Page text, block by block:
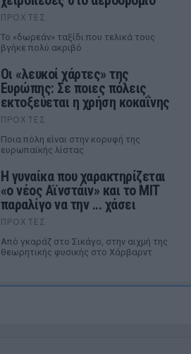
ΠΡΟΧΤΈΣ
Το «δωρεάν» ταξίδι που τελικά τους
βγήκε πολύ ακριβό
Οι «λευκοί χάρτες» της
Ευρώπης: Σε ποιες πόλεις
εκτοξεύεται η χρήση κοκαΐνης
ΠΡΟΧΤΈΣ
Ποια πόλη είναι στην κορυφή της
ευρωπαϊκής λίστας
Η γυναίκα που χαρακτηρίζεται
«ο νέος Αϊνστάιν» και το MIT
παραλίγο να την ... χάσει
ΠΡΟΧΤΈΣ
Από γκαράζ στο Σικάγο, στην αιχμή της
θεωρητικής φυσικής στο Χάρβαρντ